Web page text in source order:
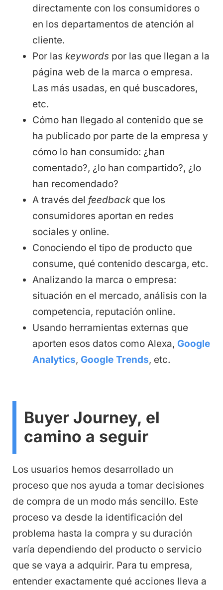
directamente con los consumidores o
en los departamentos de atención al
cliente.
Por las keywords por las que llegan a la
página web de la marca o empresa.
Las más usadas, en qué buscadores,
etc.
Cómo han llegado al contenido que se
ha publicado por parte de la empresa y
cómo lo han consumido: ¿han
comentado?, ¿lo han compartido?, ¿lo
han recomendado?
A través del feedbackque los
consumidores aportan en redes
sociales y online.
Conociendo el tipo de producto que
consume, qué contenido descarga, etc.
Analizando la marca o empresa:
situación en el mercado, análisis con la
competencia, reputación online.
Usando herramientas externas que
aporten esos datos como Alexa, Google
Analytics, Google Trends, etc.
Buyer Journey, el
camino a seguir
Los usuarios hemos desarrollado un
proceso que nos ayuda a tomar decisiones
de compra de un modo más sencillo. Este
proceso va desde la identificación del
problema hasta la compra y su duración
varía dependiendo del producto o servicio
que se vaya a adquirir. Para tu empresa,
entender exactamente qué acciones lleva a